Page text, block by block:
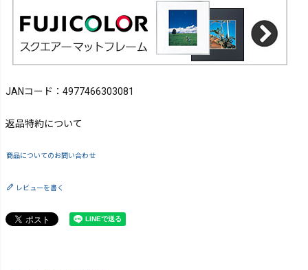
JANコード：4977466303081
返品特約について
商品についてのお問い合わせ
レビューを書く